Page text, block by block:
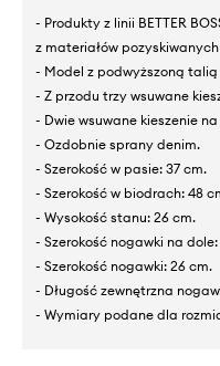
- Produkty z linii BETTER
z materiałów
- Model z podwyższoną
- Z przodu trzy wsuwane
- Dwie wsuwane kieszenie
- Ozdobnie sprany denim.
- Szerokość w pasie: 37 cm.
- Szerokość w biodrach: 48
- Wysokość stanu: 26 cm.
- Szerokość nogawki na dole:
- Szerokość nogawki: 26 cm.
- Długość zewnętrzna
- Wymiary podane dla